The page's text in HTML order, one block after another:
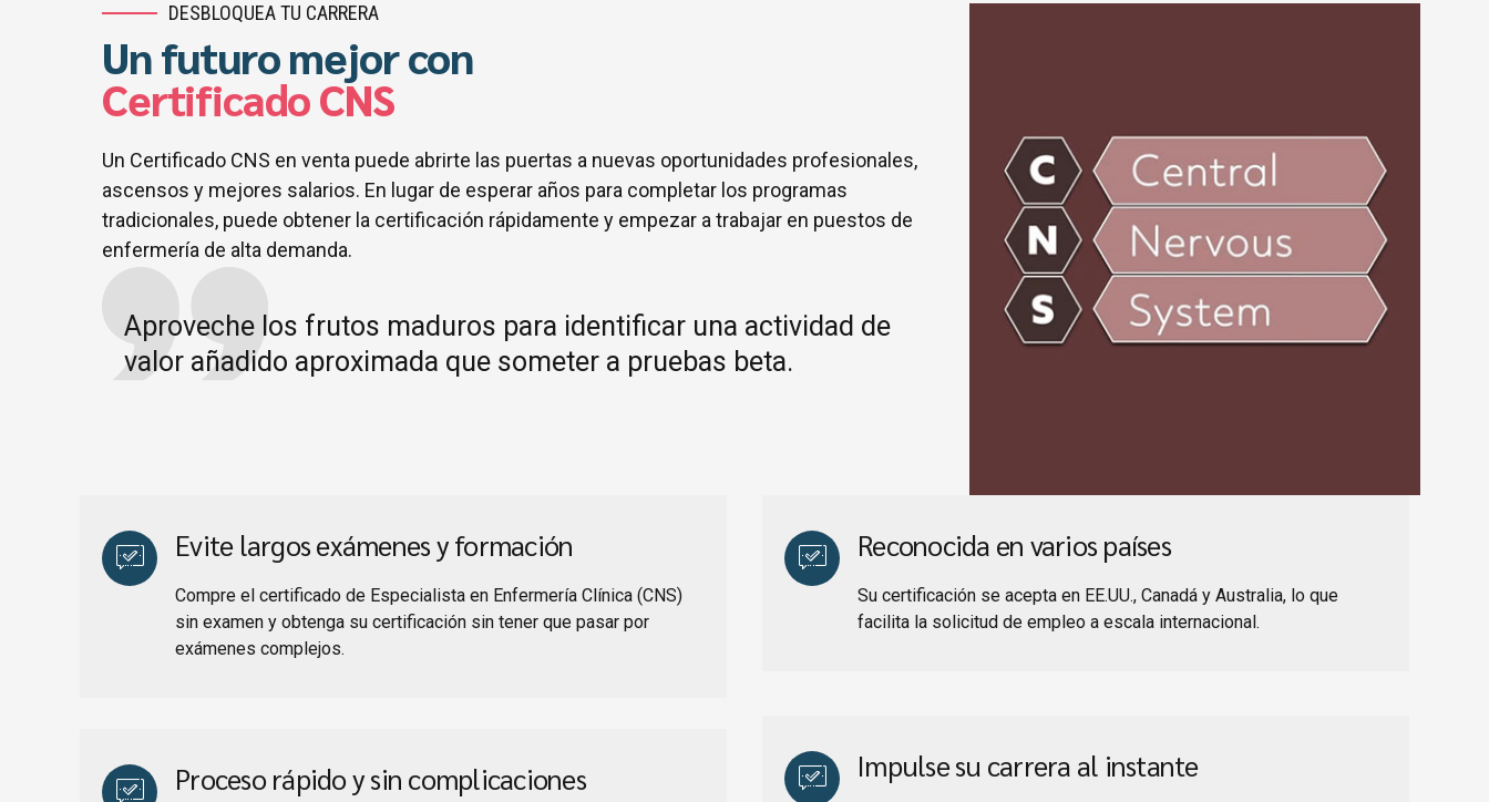
DESBLOQUEA TU CARRERA
Un futuro mejor con
Certificado CNS
Un Certificado CNS en venta puede abrirte las puertas a nuevas oportunidades profesionales,
ascensos y mejores salarios. En lugar de esperar años para completar los programas
tradicionales, puede obtener la certificación rápidamente y empezar a trabajar en puestos de
enfermería de alta demanda.
Aproveche los frutos maduros para identificar una actividad de
valor añadido aproximada que someter a pruebas beta.
Evite largos exámenes y formación
Compre el certificado de Especialista en Enfermería Clínica (CNS)
sin examen y obtenga su certificación sin tener que pasar por
exámenes complejos.
Reconocida en varios países
Su certificación se acepta en EE.UU., Canadá y Australia, lo que
facilita la solicitud de empleo a escala internacional.
Proceso rápido y sin complicaciones Impulse su carrera al instante